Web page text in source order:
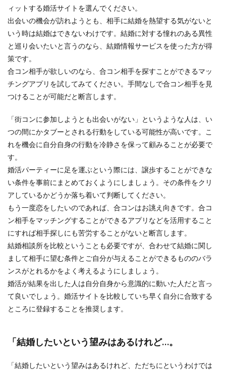
ィットする婚活サイトを選んでください。
出会いの機会が訪れようとも、相手に結婚を熱望する気がないと
いう時は結婚はできないわけです。結婚に対する憧れのある異性
と巡り会いたいと言うのなら、結婚情報サービスを使った方が得
策です。
合コン相手が欲しいのなら、合コン相手を探すことができるマッ
チングアプリを試してみてください。手間なしで合コン相手を見
つけることが可能だと断言します。
「街コンに参加しようとも出会いがない」というような人は、い
つの間にかタブーとされる行動をしている可能性が高いです。こ
れを機会に自分自身の行動を冷静さを保って顧みることが必要で
す。
婚活パーティーに足を運ぶという際には、譲歩することができな
い条件を事前にまとめておくようにしましょう。その条件をクリ
アしているかどうか落ち着いて判断してください。
もう一度恋をしたいのであれば、合コンはお誂え向きです。合コ
ン相手をマッチングすることができるアプリなどを活用すること
にすれば相手探しにも苦労することがないと断言します。
結婚相談所を比較ということも必要ですが、合わせて結婚に関し
まして相手に望む条件とご自分が与えることができるもののバラ
ンスがとれるかをよく考えるようにしましょう。
婚活が結果を出した人は自分自身から意識的に動いた人だと言っ
て良いでしょう。婚活サイトを比較していち早く自分に合致する
ところに登録することを推奨します。
「結婚したいという望みはあるけれど…。
「結婚したいという望みはあるけれど、ただちにというわけでは